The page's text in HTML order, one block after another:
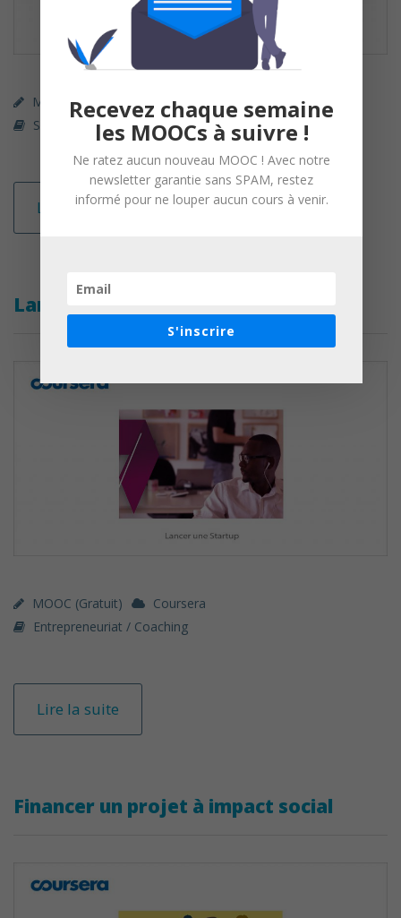
MOOC (gratuit)
Coursera
Sciences De La Vie Et De La Terre
Lire la suite
Lancer une Startup
MOOC (gratuit)
Coursera
Entrepreneuriat / Coaching
Lire la suite
Financer un projet à impact social
Recevez chaque semaine
les MOOCs à suivre !
Ne ratez aucun nouveau MOOC ! Avec notre
newsletter garantie sans SPAM, restez
informé pour ne louper aucun cours à venir.
S'inscrire